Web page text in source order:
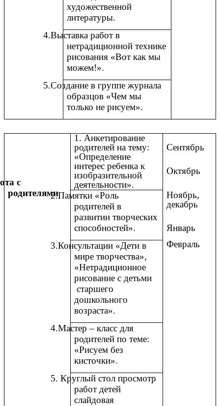
художественной
литературы.
4.Выставка работ в
нетрадиционной технике
рисования «Вот как мы
можем!».
5.Создание в группе журнала
образцов «Чем мы
только не рисуем».
с
родителями
1. Анкетирование
родителей на тему:
«Определение
интерес ребенка к
изобразительной
деятельности».
Сентябрь
Октябрь
Ноябрь,
декабрь
Январь
Февраль
2.Памятки «Роль
родителей в
развитии творческих
способностей».
3.Консультации «Дети в
мире творчества»,
«Нетрадиционное
рисование с детьми
старшего
дошкольного
возраста».
4.Мастер – класс для
родителей по теме:
«Рисуем без
кисточки».
5. Круглый стол просмотр
работ детей
слайдовая